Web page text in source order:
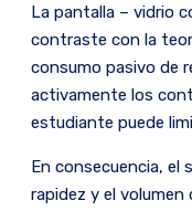
La pantalla – vidrio
contraste con la
consumo pasivo de
activamente los
estudiante puede
En consecuencia, el
rapidez y el